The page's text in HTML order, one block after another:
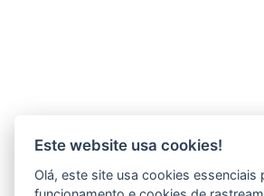
Este website usa cookies!
Olá, este site usa cookies essenciais